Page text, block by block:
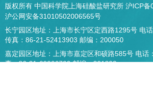
版权所有 中国科学院上海硅酸盐研究所 沪ICP备
沪公网安备31010502006565号
长宁园区地址：上海市长宁区定西路1295号 电
传真：86-21-52413903 邮编：200050
嘉定园区地址：上海市嘉定区和硕路585号 电话
真：86-21-69906700 邮编：201899